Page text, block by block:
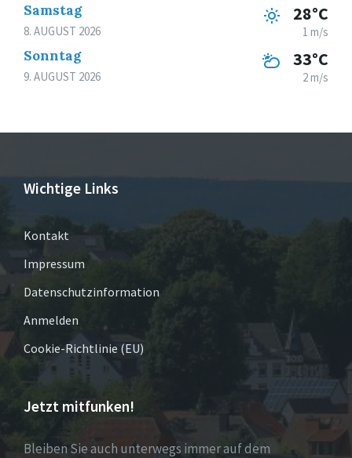
Samstag
8. AUGUST 2026
28°C
1 m/s
Sonntag
9. AUGUST 2026
33°C
2 m/s
Wichtige Links
Kontakt
Impressum
Datenschutzinformation
Anmelden
Cookie-Richtlinie (EU)
Jetzt mitfunken!
Bleiben Sie auch unterwegs immer auf dem